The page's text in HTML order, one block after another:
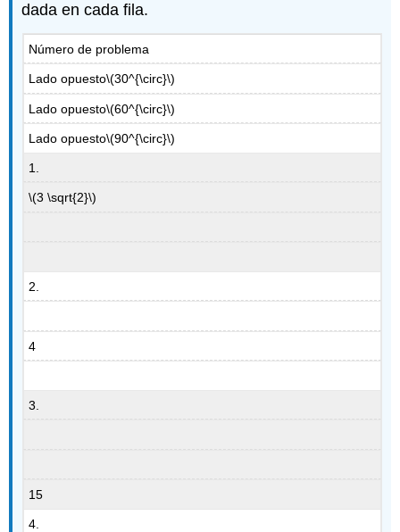
dada en cada fila.
Número de problema
Lado opuesto\(30^{\circ}\)
Lado opuesto\(60^{\circ}\)
Lado opuesto\(90^{\circ}\)
1.
\(3 \sqrt{2}\)
2.
4
3.
15
4.